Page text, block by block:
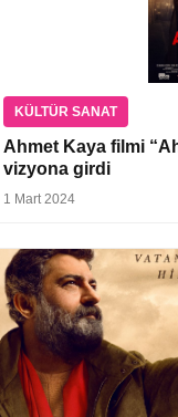
KÜLTÜR SANAT
Ahmet Kaya filmi
vizyona girdi
1 Mart 2024